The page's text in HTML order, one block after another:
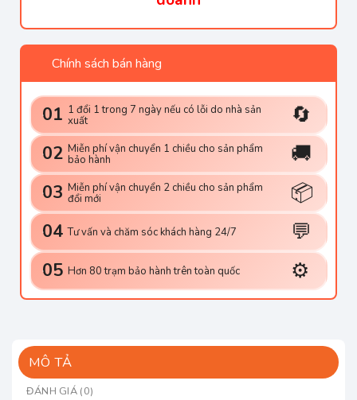
Chính sách bán hàng
01 1 đổi 1 trong 7 ngày nếu có lỗi do nhà sản
xuất 🔄
02 Miễn phí vận chuyển 1 chiều cho sản phẩm
bảo hành 🚚
03 Miễn phí vận chuyển 2 chiều cho sản phẩm
đổi mới 📦
04 Tư vấn và chăm sóc khách hàng 24/7 💬
05 Hơn 80 trạm bảo hành trên toàn quốc ⚙️
MÔ TẢ
ĐÁNH GIÁ (0)